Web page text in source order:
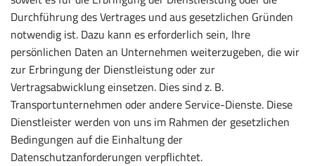
Durchführung des Vertrages und aus gesetzlichen Gründen
notwendig ist. Dazu kann es erforderlich sein, Ihre
persönlichen Daten an Unternehmen weiterzugeben, die wir
zur Erbringung der Dienstleistung oder zur
Vertragsabwicklung einsetzen. Dies sind z. B.
Transportunternehmen oder andere Service-Dienste. Diese
Dienstleister werden von uns im Rahmen der gesetzlichen
Bedingungen auf die Einhaltung der
Datenschutzanforderungen verpflichtet.